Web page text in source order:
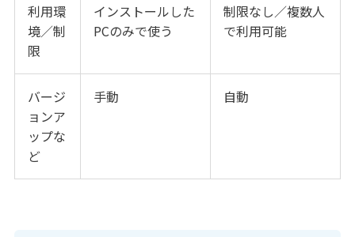
利用環
境／制
限
インストールした
PCのみで使う
制限なし／複数人
で利用可能
バージ
ョンア
ップな
ど
手動 自動